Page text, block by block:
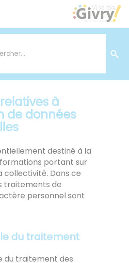
protection des données
à
de données
destiné à la
portant sur
collectivité. Dans ce
traitements de
personnel sont
du traitement
du traitement des